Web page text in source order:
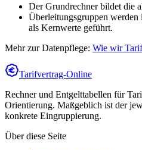
Der Grundrechner bildet die
Überleitungsgruppen
als Kernwerte geführt.
Mehr zur Datenpflege: Wie wir
Tarifvertrag-Online
Rechner und Entgelttabellen für
Orientierung. Maßgeblich ist der
konkrete Eingruppierung.
Über diese Seite